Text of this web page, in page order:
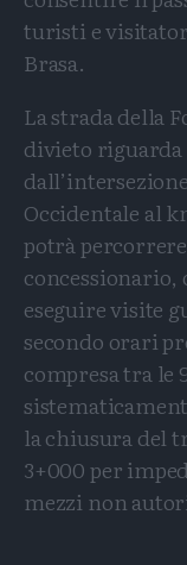
turisti e
Brasa.
La strada della
divieto riguarda
Occidentale al
potrà
concessionario,
eseguire visite
secondo orari
compresa tra le
la chiusura del
3+000 per
mezzi non